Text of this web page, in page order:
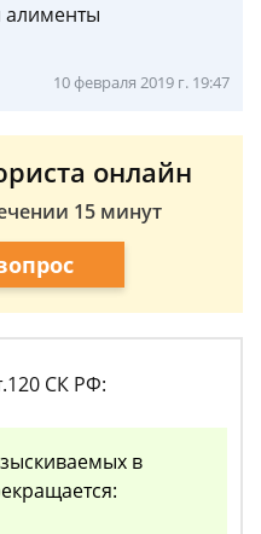
алименты
10 февраля 2019 г. 19:47
онлайн
15 минут
СК РФ:
в